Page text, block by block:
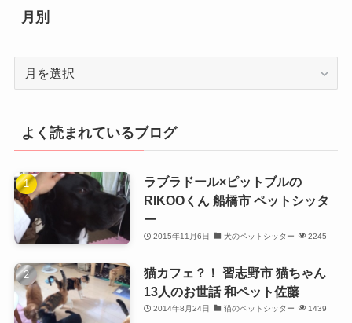
リ
ー
月別
よく読まれているブログ
ラブラドール×ピットブルの
RIKOOくん 船橋市 ペットシッタ
ー
2015年11月6日 犬のペットシッター 2245
猫カフェ？！ 習志野市 猫ちゃん
13人のお世話 和ペット佐藤
2014年8月24日 猫のペットシッター 1439